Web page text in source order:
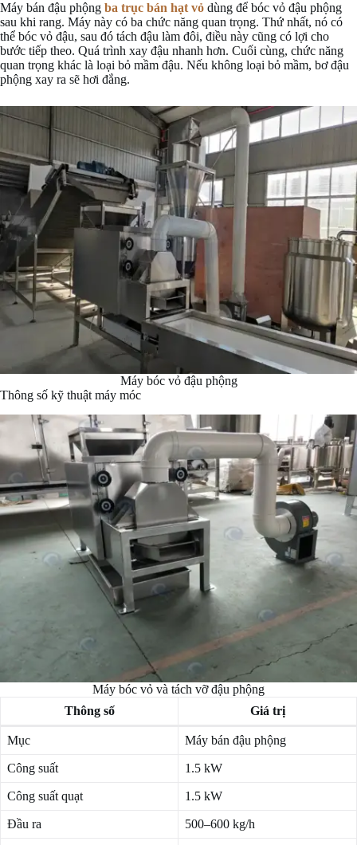
Máy bán đậu phộng ba trục bán hạt vỏ dùng để bóc vỏ đậu phộng
sau khi rang. Máy này có ba chức năng quan trọng. Thứ nhất, nó có
thể bóc vỏ đậu, sau đó tách đậu làm đôi, điều này cũng có lợi cho
bước tiếp theo. Quá trình xay đậu nhanh hơn. Cuối cùng, chức năng
quan trọng khác là loại bỏ mầm đậu. Nếu không loại bỏ mầm, bơ đậu
phộng xay ra sẽ hơi đắng.
Máy bóc vỏ đậu phộng
Thông số kỹ thuật máy móc
Máy bóc vỏ và tách vỡ đậu phộng
Thông số
Giá trị
Mục Máy bán đậu phộng
Công suất 1.5 kW
Công suất quạt 1.5 kW
Đầu ra 500–600 kg/h